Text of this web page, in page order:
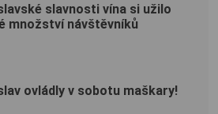
slavnosti vína si užilo
množství návštěvníků
ovládly v sobotu maškary!